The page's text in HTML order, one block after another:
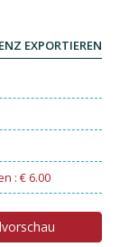
EXPORTIEREN
: € 6.00